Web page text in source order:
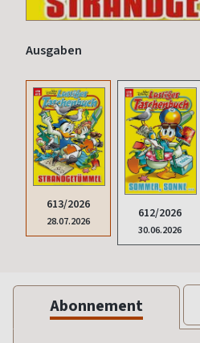
Ausgaben
613/2026
28.07.2026
612/2026
30.06.2026
Abonnement